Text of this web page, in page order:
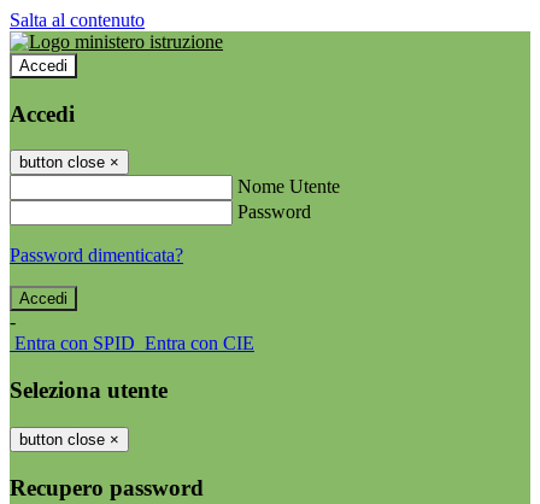
Salta al contenuto
Accedi
Accedi
button close ×
Nome Utente
Password
Password dimenticata?
-
Entra con SPID Entra con CIE
Seleziona utente
button close ×
Recupero password